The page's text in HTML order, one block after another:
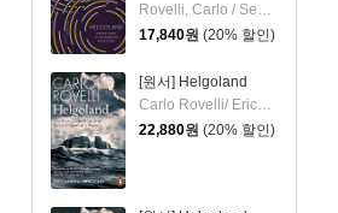
Rovelli, Carlo / Segre, Erica / Carnell, Simon
17,840원 (20% 할인)
[원서] Helgoland
Carlo Rovelli/ Erica Segre (TRN), Simon Carnell (TRN)
22,880원 (20% 할인)